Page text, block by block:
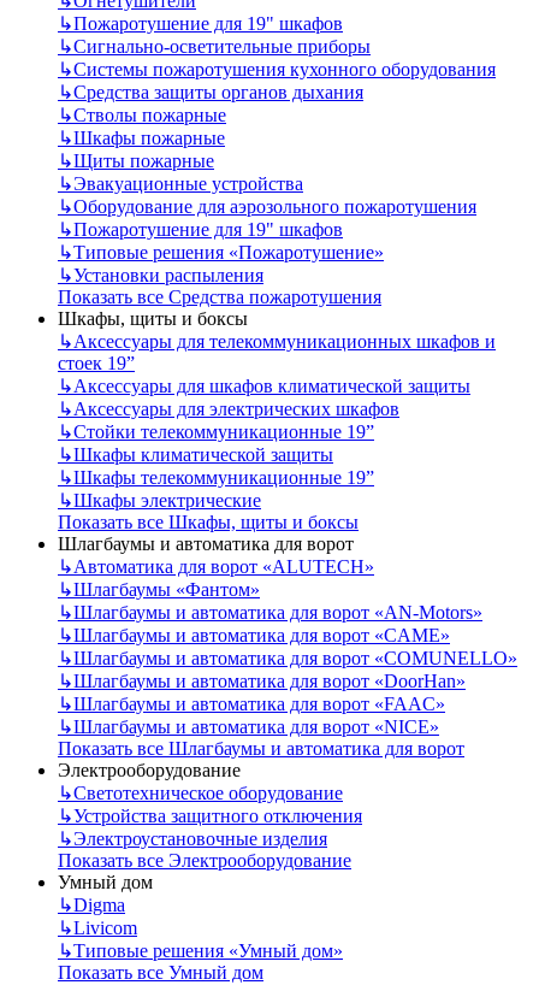
↳Пожаротушение для 19" шкафов
↳Сигнально-осветительные приборы
↳Системы пожаротушения кухонного оборудования
↳Средства защиты органов дыхания
↳Стволы пожарные
↳Шкафы пожарные
↳Щиты пожарные
↳Эвакуационные устройства
↳Оборудование для аэрозольного пожаротушения
↳Пожаротушение для 19" шкафов
↳Типовые решения «Пожаротушение»
↳Установки распыления
Показать все Средства пожаротушения
Шкафы, щиты и боксы
↳Аксессуары для телекоммуникационных шкафов и
стоек 19”
↳Аксессуары для шкафов климатической защиты
↳Аксессуары для электрических шкафов
↳Стойки телекоммуникационные 19”
↳Шкафы климатической защиты
↳Шкафы телекоммуникационные 19”
↳Шкафы электрические
Показать все Шкафы, щиты и боксы
Шлагбаумы и автоматика для ворот
↳Автоматика для ворот «ALUTECH»
↳Шлагбаумы «Фантом»
↳Шлагбаумы и автоматика для ворот «AN-Motors»
↳Шлагбаумы и автоматика для ворот «CAME»
↳Шлагбаумы и автоматика для ворот «COMUNELLO»
↳Шлагбаумы и автоматика для ворот «DoorHan»
↳Шлагбаумы и автоматика для ворот «FAAC»
↳Шлагбаумы и автоматика для ворот «NICE»
Показать все Шлагбаумы и автоматика для ворот
Электрооборудование
↳Светотехническое оборудование
↳Устройства защитного отключения
↳Электроустановочные изделия
Показать все Электрооборудование
Умный дом
↳Digma
↳Livicom
↳Типовые решения «Умный дом»
Показать все Умный дом